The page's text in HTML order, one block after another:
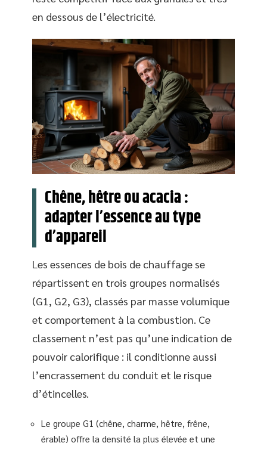
en dessous de l’électricité.
Chêne, hêtre ou acacia :
adapter l’essence au type
d’appareil
Les essences de bois de chauffage se
répartissent en trois groupes normalisés
(G1, G2, G3), classés par masse volumique
et comportement à la combustion. Ce
classement n’est pas qu’une indication de
pouvoir calorifique : il conditionne aussi
l’encrassement du conduit et le risque
d’étincelles.
Le groupe G1 (chêne, charme, hêtre, frêne,
érable) offre la densité la plus élevée et une